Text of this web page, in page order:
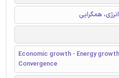
همگرایی
Economic growth - Energy
Convergence